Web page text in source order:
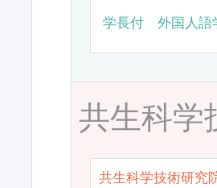
学長付 外国人語
共生科学
共生科学技術研